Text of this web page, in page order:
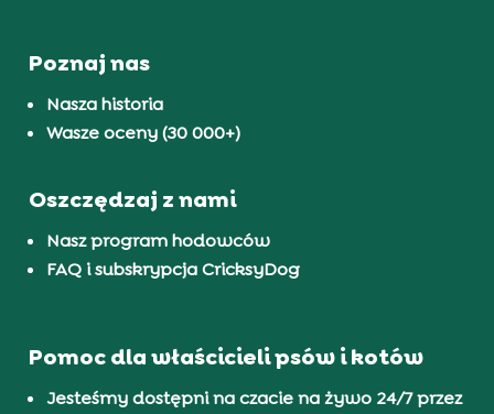
Poznaj nas
Nasza historia
Wasze oceny (30 000+)
Oszczędzaj z nami
Nasz program hodowców
FAQ i subskrypcja CricksyDog
Pomoc dla właścicieli psów i kotów
Jesteśmy dostępni na czacie na żywo 24/7 przez